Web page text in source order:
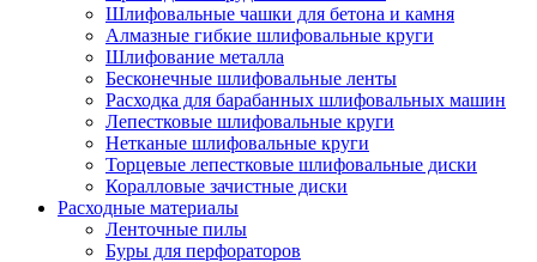
Шлифовальные чашки для бетона и камня
Алмазные гибкие шлифовальные круги
Шлифование металла
Бесконечные шлифовальные ленты
Расходка для барабанных шлифовальных машин
Лепестковые шлифовальные круги
Нетканые шлифовальные круги
Торцевые лепестковые шлифовальные диски
Коралловые зачистные диски
Расходные материалы
Ленточные пилы
Буры для перфораторов